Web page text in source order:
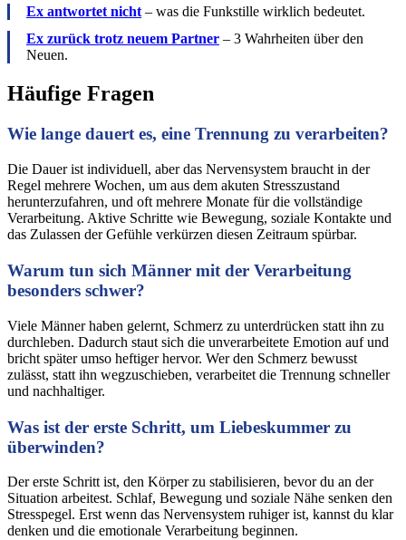
Ex antwortet nicht – was die Funkstille wirklich bedeutet.
Ex zurück trotz neuem Partner – 3 Wahrheiten über den
Neuen.
Häufige Fragen
Wie lange dauert es, eine Trennung zu verarbeiten?
Die Dauer ist individuell, aber das Nervensystem braucht in der
Regel mehrere Wochen, um aus dem akuten Stresszustand
herunterzufahren, und oft mehrere Monate für die vollständige
Verarbeitung. Aktive Schritte wie Bewegung, soziale Kontakte und
das Zulassen der Gefühle verkürzen diesen Zeitraum spürbar.
Warum tun sich Männer mit der Verarbeitung
besonders schwer?
Viele Männer haben gelernt, Schmerz zu unterdrücken statt ihn zu
durchleben. Dadurch staut sich die unverarbeitete Emotion auf und
bricht später umso heftiger hervor. Wer den Schmerz bewusst
zulässt, statt ihn wegzuschieben, verarbeitet die Trennung schneller
und nachhaltiger.
Was ist der erste Schritt, um Liebeskummer zu
überwinden?
Der erste Schritt ist, den Körper zu stabilisieren, bevor du an der
Situation arbeitest. Schlaf, Bewegung und soziale Nähe senken den
Stresspegel. Erst wenn das Nervensystem ruhiger ist, kannst du klar
denken und die emotionale Verarbeitung beginnen.